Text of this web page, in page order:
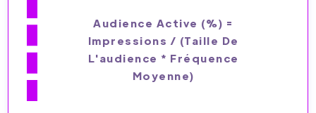
Audience Active (%) =
Impressions / (Taille De
L'audience * Fréquence
Moyenne)